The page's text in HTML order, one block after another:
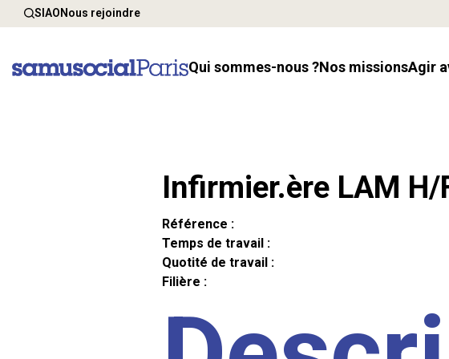
SIAONous rejoindre
Qui sommes-nous ? Nos missions Agir
Infirmier.ère LAM H/
Référence :
Temps de travail :
Quotité de travail :
Filière :